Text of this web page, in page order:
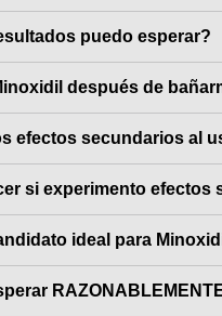
puedo esperar?
después de
efectos secundarios al
si experimento
ideal para